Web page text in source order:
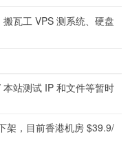
瓦工 VPS 测系统、硬盘
站测试 IP 和文件等暂时
架，目前香港机房 $39.9/